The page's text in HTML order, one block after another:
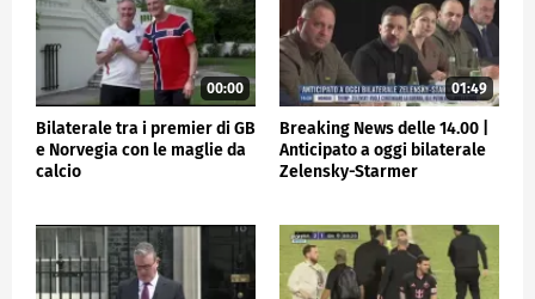
ESTERI
00:00
Bilaterale tra i premier di GB
e Norvegia con le maglie da
calcio
01:49
Breaking News delle 14.00 |
Anticipato a oggi bilaterale
Zelensky-Starmer